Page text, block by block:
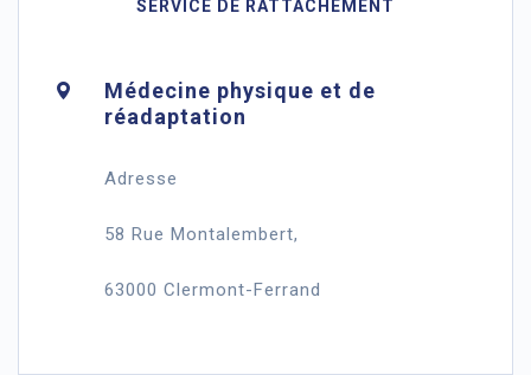
SERVICE DE RATTACHEMENT
Médecine physique et de
réadaptation
Adresse
58 Rue Montalembert,
63000 Clermont-Ferrand